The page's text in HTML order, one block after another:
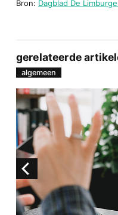
Bron: Dagblad De
gerelateerde
algemeen